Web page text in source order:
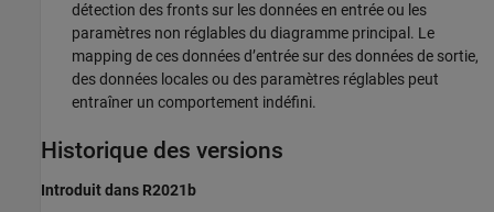
détection des fronts sur les données en entrée ou les
paramètres non réglables du diagramme principal. Le
mapping de ces données d’entrée sur des données de sortie,
des données locales ou des paramètres réglables peut
entraîner un comportement indéfini.
Historique des versions
Introduit dans R2021b